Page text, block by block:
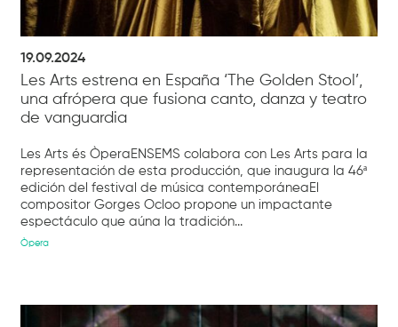
19.09.2024
Les Arts estrena en España ‘The Golden Stool’,
una afrópera que fusiona canto, danza y teatro
de vanguardia
Les Arts és ÒperaENSEMS colabora con Les Arts para la
representación de esta producción, que inaugura la 46ª
edición del festival de música contemporáneaEl
compositor Gorges Ocloo propone un impactante
espectáculo que aúna la tradición...
Òpera